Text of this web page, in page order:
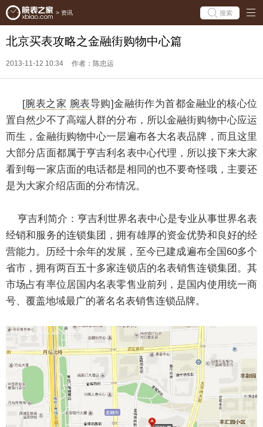
> 资讯 搜索
北京买表攻略之金融街购物中心篇
2013-11-12 10:34 作者：陈忠运
[腕表之家 腕表导购]金融街作为首都金融业的核心位
置自然少不了高端人群的分布，所以金融街购物中心应运
而生，金融街购物中心一层遍布各大名表品牌，而且这里
大部分店面都属于亨吉利名表中心代理，所以接下来大家
看到每一家店面的电话都是相同的也不要奇怪哦，主要还
是为大家介绍店面的分布情况。
亨吉利简介： 亨吉利世界名表中心是专业从事世界名表
经销和服务的连锁集团，拥有雄厚的资金优势和良好的经
营能力。历经十余年的发展，至今已建成遍布全国60多个
省市，拥有两百五十多家连锁店的名表销售连锁集团。其
市场占有率位居国内名表零售业前列，是国内使用统一商
号、覆盖地域最广的著名名表销售连锁品牌。